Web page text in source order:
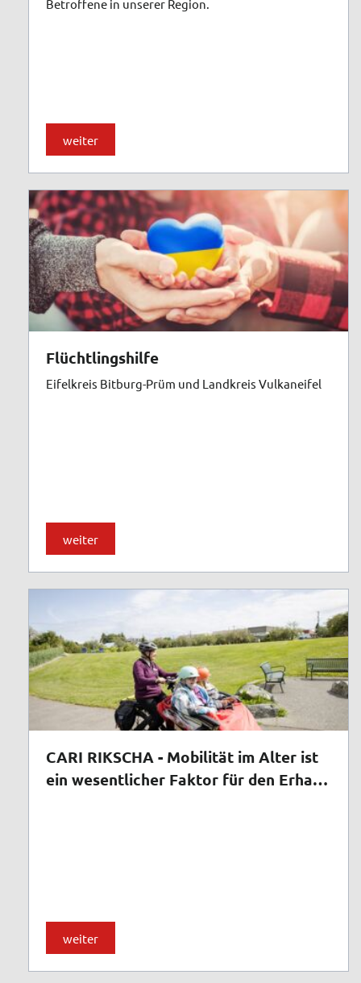
Betroffene in unserer Region.
weiter
Flüchtlingshilfe
Eifelkreis Bitburg-Prüm und Landkreis Vulkaneifel
weiter
CARI RIKSCHA - Mobilität im Alter ist
ein wesentlicher Faktor für den Erhalt
weiter